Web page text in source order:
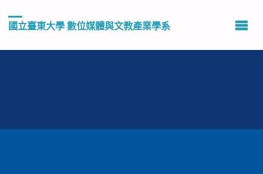
國立臺東大學 數位媒體與文教產業學系